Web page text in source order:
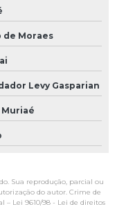
de Moraes
Levy Gasparian
Muriaé
Sua reprodução, parcial ou
do autor. Crime de
– Lei 9610/98 - Lei de direitos